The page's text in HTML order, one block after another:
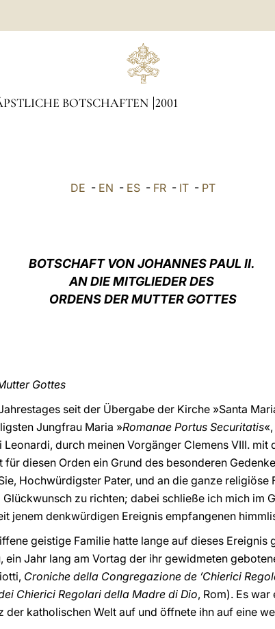
BOTSCHAFTEN 2001
DE - EN - ES - FR - IT - PT
BOTSCHAFT VON JOHANNES PAUL II.
AN DIE MITGLIEDER DES
ORDENS DER MUTTER GOTTES
Gottes
seit der Übergabe der Kirche »Santa
Jungfrau Maria »Romanae Portus Securitatis
Leonardi, durch meinen Vorgänger Clemens VIII. mit
für diesen Orden ein Grund des besonderen
Hochwürdigster Pater, und an die ganze
zu richten; dabei schließe ich mich im
jenem denkwürdigen Ereignis empfangenen
geistige Familie hatte lange auf dieses
Jahr lang am Vortag der ihr gewidmeten
Croniche della Congregazione de ’Chierici
Chierici Regolari della Madre di Dio, Rom). Es
der katholischen Welt auf und öffnete ihn auf eine